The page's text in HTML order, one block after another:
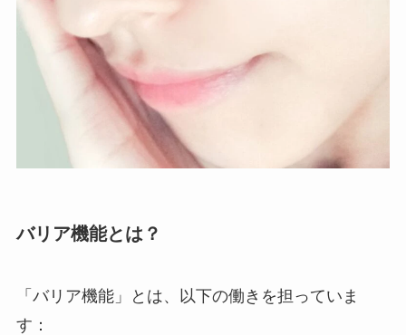
バリア機能とは？
「バリア機能」とは、以下の働きを担っていま
す：